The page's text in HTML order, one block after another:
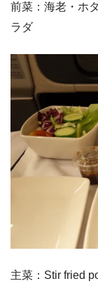
前菜：海老・ホ
ラダ
主菜：Stir fried